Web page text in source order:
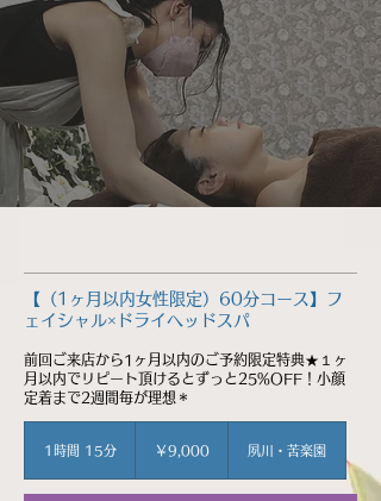
【（1ヶ月以内女性限定）60分コース】フ
ェイシャル×ドライヘッドスパ
前回ご来店から1ヶ月以内のご予約限定特典★１ヶ
月以内でリピート頂けるとずっと25%OFF！小顔
定着まで2週間毎が理想＊
1時間 15分 ￥9,000 夙川・苦楽園